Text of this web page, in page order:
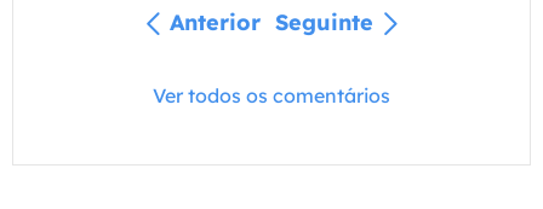
Anterior Seguinte
Ver todos os comentários